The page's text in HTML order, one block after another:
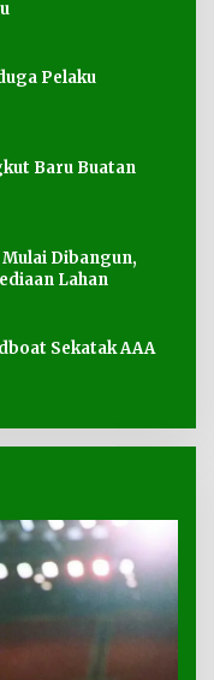
Pelaku
Baru Buatan
Dibangun,
Lahan
Sekatak AAA